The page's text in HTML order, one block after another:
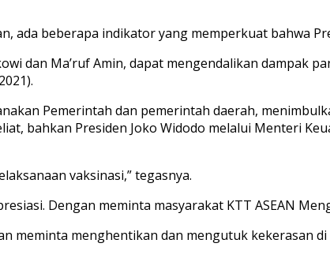
ada beberapa indikator yang memperkuat bahwa
dan Ma’ruf Amin, dapat mengendalikan dampak
Pemerintah dan pemerintah daerah,
bahkan Presiden Joko Widodo melalui Menteri
vaksinasi,” tegasnya.
Dengan meminta masyarakat KTT ASEAN
meminta menghentikan dan mengutuk kekerasan